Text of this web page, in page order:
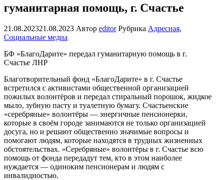
гуманитарная помощь, г. Счастье
21.08.202321.08.2023 Автор editor Рубрика Адресная,
Социальные медиа
БФ «БлагоДарите» передал гуманитарную помощь в г.
Счастье ЛНР
Благотворительный фонд «БлагоДарите» в г. Счастье
встретился с активистами общественной организацией
пожилых волонтёров и передал стиральный порошок, жидкое
мыло, зубную пасту и туалетную бумагу. Счастьенские
«серебряные» волонтёры — энергичные пенсионерки,
которые в своём городе занимаются не только организацией
досуга, но и решают общественно значимые вопросы и
помогают людям, которые находятся в трудных жизненных
обстоятельствах. «Серебряные» волонтёры в г. Счастье всю
помощь от фонда передадут тем, кто в этом наиболее
нуждается — одиноким пенсионерам и людям с
инвалидностью.